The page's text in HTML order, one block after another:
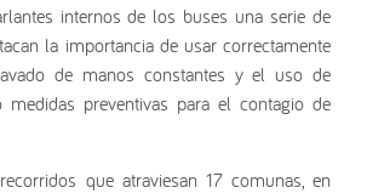
internos de los buses una serie de
la importancia de usar correctamente
de manos constantes y el uso de
preventivas para el contagio de
que atraviesan 17 comunas, en